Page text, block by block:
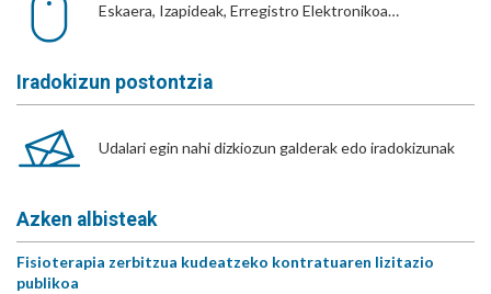
Eskaera, Izapideak, Erregistro Elektronikoa…
Iradokizun postontzia
Udalari egin nahi dizkiozun galderak edo iradokizunak
Azken albisteak
Fisioterapia zerbitzua kudeatzeko kontratuaren lizitazio
publikoa